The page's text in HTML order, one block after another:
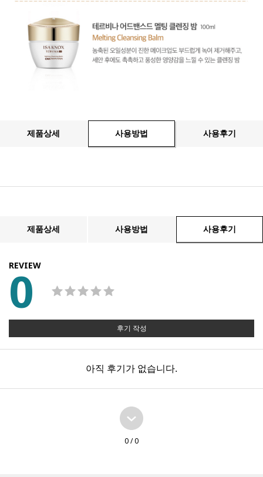
제품상세 사용방법 사용후기
제품상세 사용방법 사용후기
REVIEW
0
후기 작성
아직 후기가 없습니다.
0/ 0